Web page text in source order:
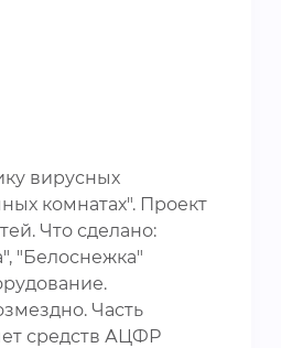
вирусных
комнатах". Проект
Что сделано:
"Белоснежка"
Часть
средств АЦФР